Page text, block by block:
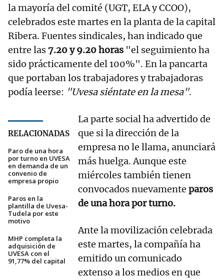
la mayoría del comité (UGT, ELA y CCOO),
celebrados este martes en la planta de la capital
Ribera. Fuentes sindicales, han indicado que
entre las 7.20 y 9.20 horas "el seguimiento ha
sido prácticamente del 100%". En la pancarta
que portaban los trabajadores y trabajadoras
podía leerse: "Uvesa siéntate en la mesa".
RELACIONADAS
Paro de una hora
por turno en UVESA
en demanda de un
convenio de
empresa propio
Paros en la
plantilla de Uvesa-
Tudela por este
motivo
MHP completa la
adquisición de
UVESA con el
91,77% del capital
La parte social ha advertido de
que si la dirección de la
empresa no le llama, anunciará
más huelga. Aunque este
miércoles también tienen
convocados nuevamente paros
de una hora por turno.
Ante la movilización celebrada
este martes, la compañía ha
emitido un comunicado
extenso a los medios en que